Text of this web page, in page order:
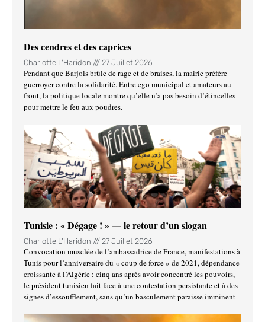
Des cendres et des caprices
Charlotte L'Haridon 27 Juillet 2026
Pendant que Barjols brûle de rage et de braises, la mairie préfère
guerroyer contre la solidarité. Entre ego municipal et amateurs au
front, la politique locale montre qu’elle n’a pas besoin d’étincelles
pour mettre le feu aux poudres.
Tunisie : « Dégage ! » — le retour d’un slogan
Charlotte L'Haridon 27 Juillet 2026
Convocation musclée de l’ambassadrice de France, manifestations à
Tunis pour l’anniversaire du « coup de force » de 2021, dépendance
croissante à l’Algérie : cinq ans après avoir concentré les pouvoirs,
le président tunisien fait face à une contestation persistante et à des
signes d’essoufflement, sans qu’un basculement paraisse imminent